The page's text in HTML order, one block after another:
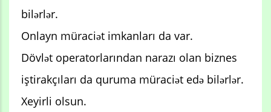
bilərlər.
Onlayn müraciət imkanları da var.
Dövlət operatorlarından narazı olan biznes
iştirakçıları da quruma müraciət edə bilərlər.
Xeyirli olsun.